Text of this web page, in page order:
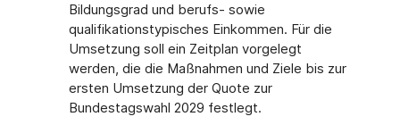
Bildungsgrad und berufs- sowie
qualifikationstypisches Einkommen. Für die
Umsetzung soll ein Zeitplan vorgelegt
werden, die die Maßnahmen und Ziele bis zur
ersten Umsetzung der Quote zur
Bundestagswahl 2029 festlegt.